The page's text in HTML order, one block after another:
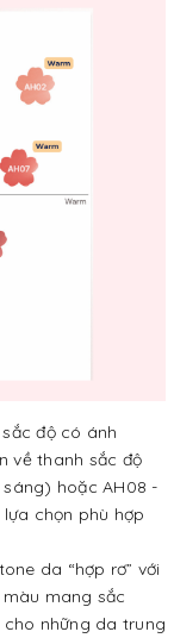
độ có ánh
về thanh sắc độ
hoặc AH08 -
chọn phù hợp
da “hợp rơ” với
mang sắc
cho những da trung